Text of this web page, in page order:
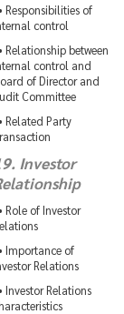
• Responsibilities of
control
• Relationship between
control and
of Director and
Committee
• Related Party
Investor
• Role of Investor
• Importance of
Relations
• Investor Relations